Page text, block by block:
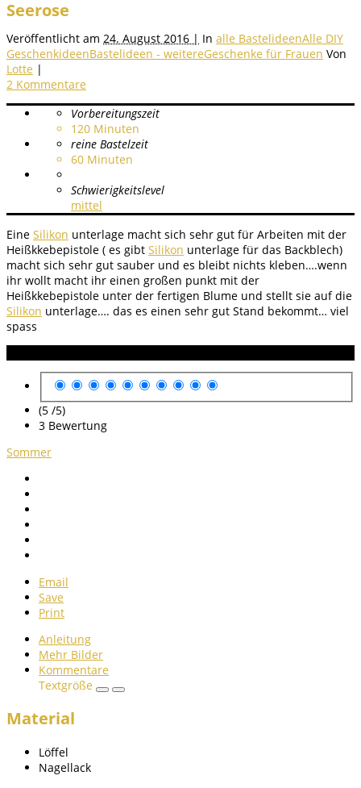
Seerose
Veröffentlicht am 24. August 2016 | In alle BastelideenAlle DIY
GeschenkideenBastelideen - weitereGeschenke für Frauen Von
Lotte |
2 Kommentare
Vorbereitungszeit
120 Minuten
reine Bastelzeit
60 Minuten
Schwierigkeitslevel
mittel
Eine Silikon unterlage macht sich sehr gut für Arbeiten mit der
Heißkkebepistole ( es gibt Silikon unterlage für das Backblech)
macht sich sehr gut sauber und es bleibt nichts kleben….wenn
ihr wollt macht ihr einen großen punkt mit der
Heißkkebepistole unter der fertigen Blume und stellt sie auf die
Silikon unterlage…. das es einen sehr gut Stand bekommt… viel
spass
(5 /5)
3 Bewertung
Sommer
Email
Save
Print
Anleitung
Mehr Bilder
Kommentare
Textgröße
Material
Löffel
Nagellack